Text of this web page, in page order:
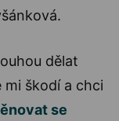
dělat
škodí a chci
se